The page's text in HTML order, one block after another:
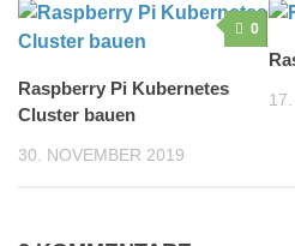
0
Raspberry Pi Kubernetes
Cluster bauen
30. NOVEMBER 2019